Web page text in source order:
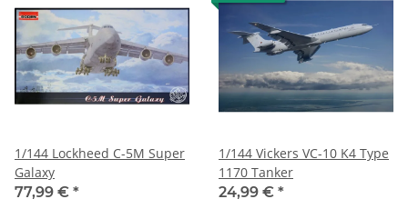
1/144 Lockheed C-5M Super
Galaxy
77,99 € *
1/144 Vickers VC-10 K4 Type
1170 Tanker
24,99 € *